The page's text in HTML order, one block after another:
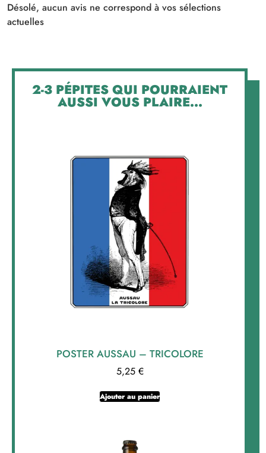
Désolé, aucun avis ne correspond à vos sélections
actuelles
2-3 PÉPITES QUI POURRAIENT
AUSSI VOUS PLAIRE...
POSTER AUSSAU – TRICOLORE
5,25 €
Ajouter au panier